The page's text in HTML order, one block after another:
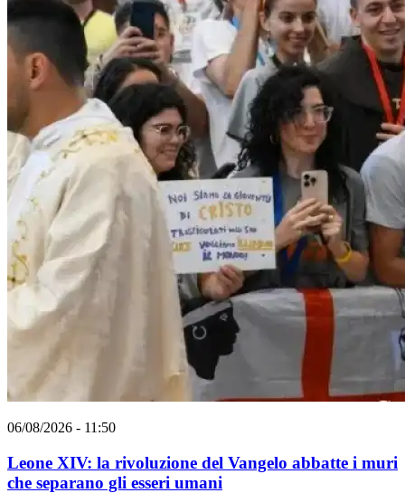
06/08/2026 - 11:50
Leone XIV: la rivoluzione del Vangelo abbatte i muri
che separano gli esseri umani